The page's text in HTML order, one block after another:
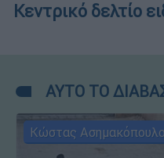
Κεντρικό δελτίο
ΑΥΤΟ ΤΟ
Κώστας